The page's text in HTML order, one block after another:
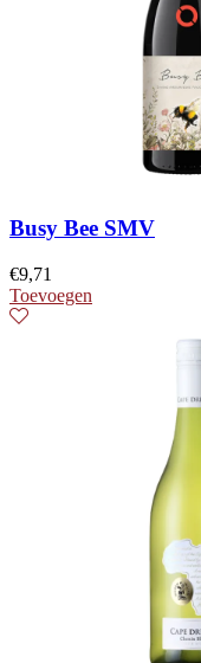
Busy Bee SMV
€9,71
Toevoegen